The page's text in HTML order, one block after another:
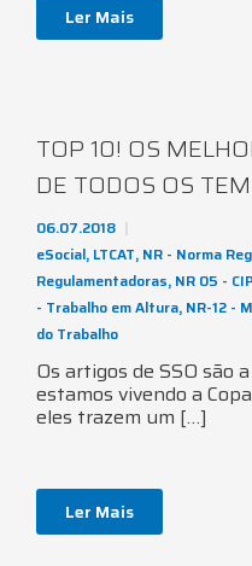
Ler Mais
TOP 10! OS
DE TODOS OS
06.07.2018
eSocial, LTCAT, NR - Norma
Regulamentadoras, NR 05 -
- Trabalho em Altura, NR-12 -
do Trabalho
Os artigos de SSO são
estamos vivendo a
eles trazem um […]
Ler Mais